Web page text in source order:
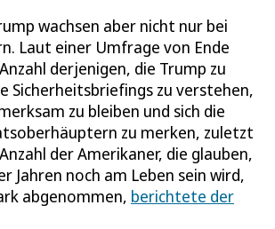
wachsen aber nicht nur bei
Laut einer Umfrage von Ende
derjenigen, die Trump zu
Sicherheitsbriefings zu verstehen,
zu bleiben und sich die
zu merken, zuletzt
der Amerikaner, die glauben,
Jahren noch am Leben sein wird,
abgenommen, berichtete der